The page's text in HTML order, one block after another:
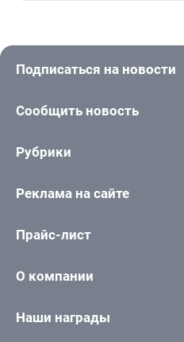
Подписаться на новости
Сообщить новость
Рубрики
Реклама на сайте
Прайс-лист
О компании
Наши награды